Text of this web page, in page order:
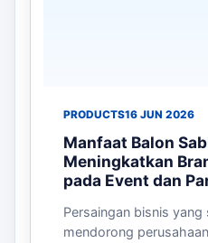
PRODUCTS16 JUN 2026
Manfaat Balon
Meningkatkan
pada Event dan
Persaingan bisnis
mendorong